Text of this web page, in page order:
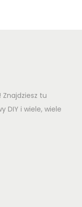
tu
DIY i wiele, wiele